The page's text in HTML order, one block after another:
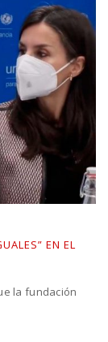
EN EL
la fundación